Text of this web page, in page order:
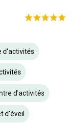
d'activités
d'activités
d'éveil